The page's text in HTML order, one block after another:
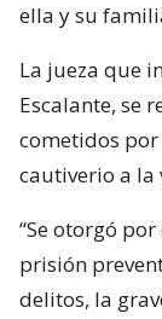
ella y su
La jueza que
Escalante, se
cometidos
cautiverio a
“Se otorgó
prisión
delitos, la